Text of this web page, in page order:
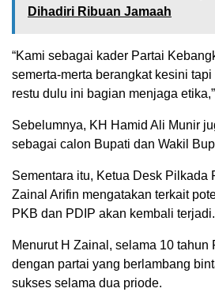
Dihadiri Ribuan Jamaah
“Kami sebagai kader Partai
semerta-merta berangkat kesini
restu dulu ini bagian menjaga
Sebelumnya, KH Hamid Ali Munir
sebagai calon Bupati dan Wakil
Sementara itu, Ketua Desk Pilkada
Zainal Arifin mengatakan terkait
PKB dan PDIP akan kembali terjadi.
Menurut H Zainal, selama 10 tahun
dengan partai yang berlambang
sukses selama dua priode.